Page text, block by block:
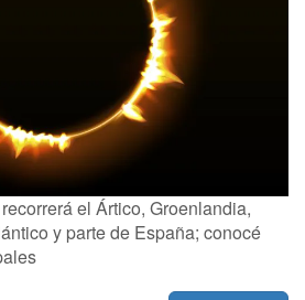
el Ártico, Groenlandia,
y parte de España; conocé